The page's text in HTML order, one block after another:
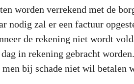
worden verrekend met de
nodig zal er een factuur
de rekening niet wordt
in rekening gebracht worden.
men bij schade niet wil betalen